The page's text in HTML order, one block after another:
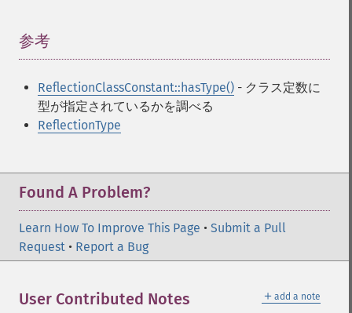
参考
ReflectionClassConstant::hasType() - クラス定数に
型が指定されているかを調べる
ReflectionType
Found A Problem?
Learn How To Improve This Page • Submit a Pull
Request • Report a Bug
＋ add a note
User Contributed Notes